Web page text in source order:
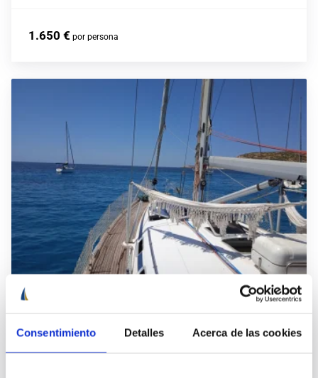
Consentimiento Detalles Acerca de las cookies
1.650 € por persona
Travesía en velero Ibiza a Sevilla con
desembarcar
Ibiza, España